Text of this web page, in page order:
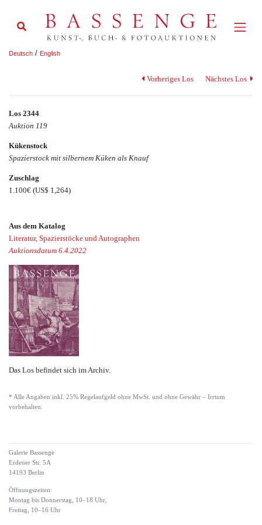
Deutsch / English
Vorheriges Los Nächstes Los
Los 2344
Auktion 119
Kükenstock
Spazierstock mit silbernem Küken als Knauf
Zuschlag
1.100€ (US$ 1,264)
Aus dem Katalog
Literatur, Spazierstöcke und Autographen
Auktionsdatum 6.4.2022
Das Los befindet sich im Archiv.
* Alle Angaben inkl. 25% Regelaufgeld ohne MwSt. und ohne Gewähr – Irrtum
vorbehalten.
Galerie Bassenge
Erdener Str. 5A
14193 Berlin
Öffnungszeiten:
Montag bis Donnerstag, 10–18 Uhr,
Freitag, 10–16 Uhr